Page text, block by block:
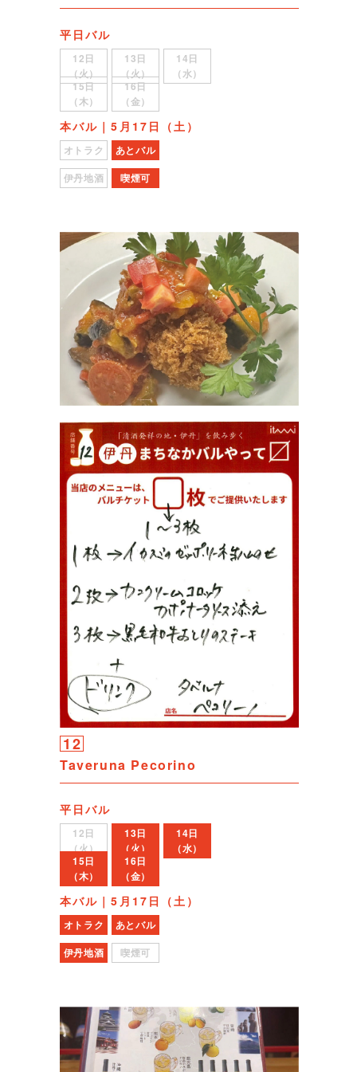
平日バル
12日
（火）
13日
（火）
14日
（水）
15日
（木）
16日
（金）
本バル｜5月17日（土）
オトラク
あとバル
伊丹地酒
喫煙可
12
Taveruna Pecorino
平日バル
12日
（火）
13日
（火）
14日
（水）
15日
（木）
16日
（金）
本バル｜5月17日（土）
オトラク
あとバル
伊丹地酒
喫煙可